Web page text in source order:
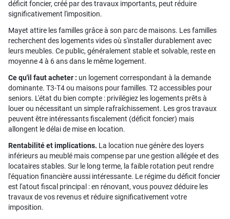
déficit foncier, créé par des travaux importants, peut réduire
significativement l'imposition.
Mayet attire les familles grâce à son parc de maisons. Les familles
recherchent des logements vides où s'installer durablement avec
leurs meubles. Ce public, généralement stable et solvable, reste en
moyenne 4 à 6 ans dans le même logement.
Ce qu'il faut acheter : un logement correspondant à la demande
dominante. T3-T4 ou maisons pour familles. T2 accessibles pour
seniors. L'état du bien compte : privilégiez les logements prêts à
louer ou nécessitant un simple rafraîchissement. Les gros travaux
peuvent être intéressants fiscalement (déficit foncier) mais
allongent le délai de mise en location.
Rentabilité et implications. La location nue génère des loyers
inférieurs au meublé mais compense par une gestion allégée et des
locataires stables. Sur le long terme, la faible rotation peut rendre
l'équation financière aussi intéressante. Le régime du déficit foncier
est l'atout fiscal principal : en rénovant, vous pouvez déduire les
travaux de vos revenus et réduire significativement votre
imposition.